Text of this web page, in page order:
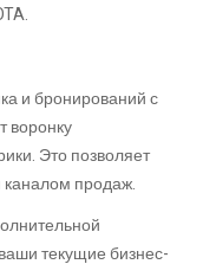
и бронирований с
воронку
Это позволяет
продаж.
текущие бизнес-